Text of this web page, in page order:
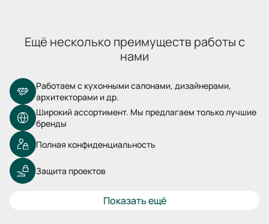
Ещё несколько преимуществ работы с
нами
Работаем с кухонными салонами, дизайнерами,
архитекторами и др.
Широкий ассортимент. Мы предлагаем только лучшие
бренды
Полная конфиденциальность
Защита проектов
Показать ещё